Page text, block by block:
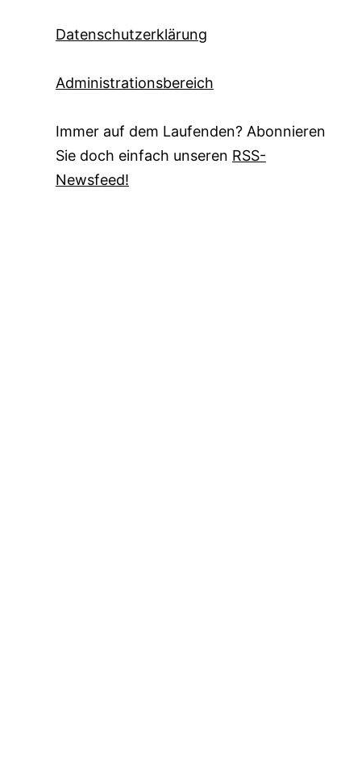
Datenschutzerklärung
Administrationsbereich
Immer auf dem Laufenden? Abonnieren
Sie doch einfach unseren RSS-
Newsfeed!